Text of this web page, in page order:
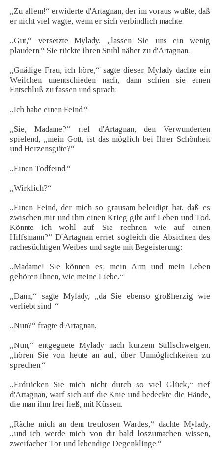
„Zu allem!“ erwiderte d'Artagnan, der im voraus wußte, daß
er nicht viel wagte, wenn er sich verbindlich machte.
„Gut,“ versetzte Mylady, „lassen Sie uns ein wenig
plaudern.“ Sie rückte ihren Stuhl näher zu d'Artagnan.
„Gnädige Frau, ich höre,“ sagte dieser. Mylady dachte ein
Weilchen unentschieden nach, dann schien sie einen
Entschluß zu fassen und sprach:
„Ich habe einen Feind.“
„Sie, Madame?“ rief d'Artagnan, den Verwunderten
spielend, „mein Gott, ist das möglich bei Ihrer Schönheit
und Herzensgüte?“
„Einen Todfeind.“
„Wirklich?“
„Einen Feind, der mich so grausam beleidigt hat, daß es
zwischen mir und ihm einen Krieg gibt auf Leben und Tod.
Könnte ich wohl auf Sie rechnen wie auf einen
Hilfsmann?“ D'Artagnan erriet sogleich die Absichten des
rachesüchtigen Weibes und sagte mit Begeisterung:
„Madame! Sie können es; mein Arm und mein Leben
gehören Ihnen, wie meine Liebe.“
„Dann,“ sagte Mylady, „da Sie ebenso großherzig wie
verliebt sind–“
„Nun?“ fragte d'Artagnan.
„Nun,“ entgegnete Mylady nach kurzem Stillschweigen,
„hören Sie von heute an auf, über Unmöglichkeiten zu
sprechen.“
„Erdrücken Sie mich nicht durch so viel Glück,“ rief
d'Artagnan, warf sich auf die Knie und bedeckte die Hände,
die man ihm frei ließ, mit Küssen.
„Räche mich an dem treulosen Wardes,“ dachte Mylady,
„und ich werde mich von dir bald loszumachen wissen,
zweifacher Tor und lebendige Degenklinge.“